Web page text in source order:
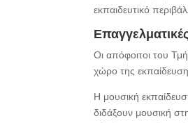
εκπαιδευτικό
Οι απόφοιτοι του
χώρο της
Η μουσική
διδάξουν μουσική